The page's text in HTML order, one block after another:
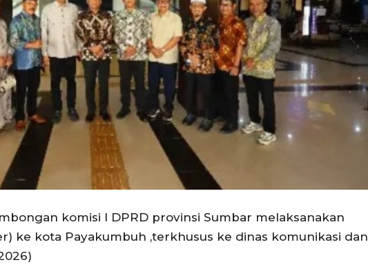
komisi I DPRD provinsi Sumbar melaksanakan
ke kota Payakumbuh ,terkhusus ke dinas komunikasi dan